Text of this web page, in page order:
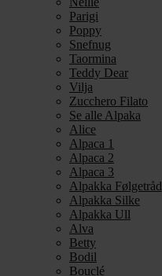
Parigi
Poppy
Snefnug
Taormina
Teddy Dear
Vilja
Zucchero Filato
Se alle Alpaka
Alice
Alpaca 1
Alpaca 2
Alpaca 3
Alpakka Følgetråd
Alpakka Silke
Alpakka Ull
Alva
Betty
Bodil
Bouclé